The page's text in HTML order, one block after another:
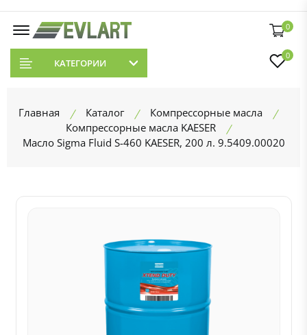
0
КАТЕГОРИИ
0
Главная Каталог
Компрессорные масла
Компрессорные масла KAESER
Масло Sigma Fluid S-460 KAESER, 200 л. 9.5409.00020